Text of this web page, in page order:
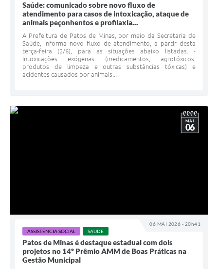
Saúde: comunicado sobre novo fluxo de
atendimento para casos de intoxicação, ataque de
animais peçonhentos e profilaxia...
A Prefeitura de Patos de Minas, por meio da Secretaria de
Saúde, informa novo fluxo de atendimento, a partir desta
terça-feira (2/6), para as situações abaixo listadas. -
Intoxicações exógenas (medicamentos, agrotóxicos,
produtos de limpeza e outras substâncias tóxicas) e
acidentes causados por animais...
06 MAI 2026 - 20h41
MAI
06
ASSISTÊNCIA SOCIAL SAÚDE
Patos de Minas é destaque estadual com dois
projetos no 14º Prêmio AMM de Boas Práticas na
Gestão Municipal